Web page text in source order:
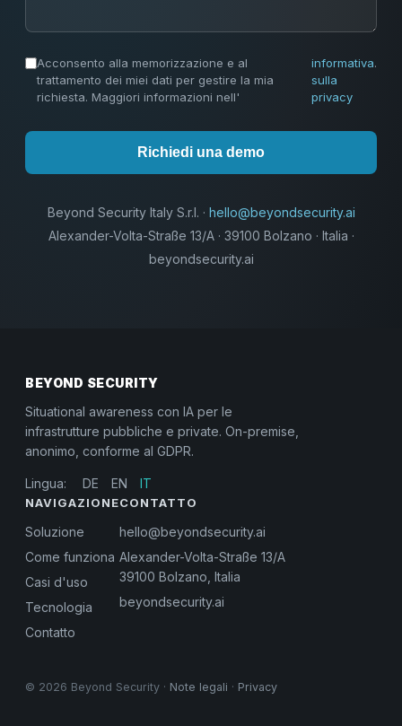
Acconsento alla memorizzazione e al
trattamento dei miei dati per gestire la mia
richiesta. Maggiori informazioni nell'
informativa
sulla
privacy
.
Richiedi una demo
Beyond Security Italy S.r.l. · hello@beyondsecurity.ai
Alexander-Volta-Straße 13/A · 39100 Bolzano · Italia ·
beyondsecurity.ai
BEYOND SECURITY
Situational awareness con IA per le
infrastrutture pubbliche e private. On-premise,
anonimo, conforme al GDPR.
Lingua: DE EN IT
NAVIGAZIONE
Soluzione
Come funziona
Casi d'uso
Tecnologia
Contatto
CONTATTO
hello@beyondsecurity.ai
Alexander-Volta-Straße 13/A
39100 Bolzano, Italia
beyondsecurity.ai
© 2026 Beyond Security · Note legali · Privacy